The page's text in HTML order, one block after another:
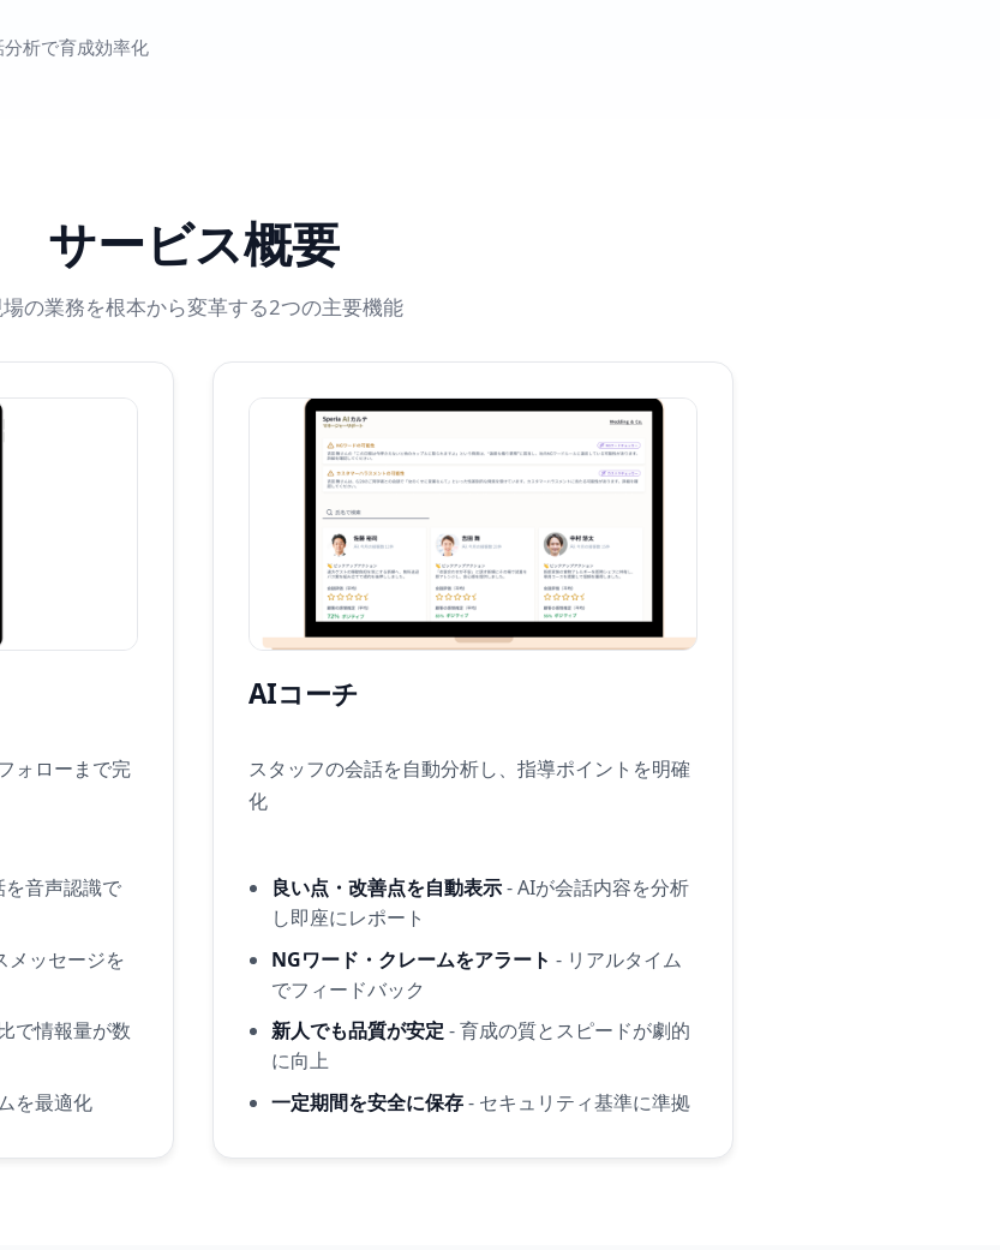
分析で育成効率化
サービス概要
の業務を根本から変革する2つの主要機能
ォローまで完
音声認識で
メッセージを
で情報量が数
を最適化
AIコーチ
スタッフの会話を自動分析し、指導ポイントを明確
化
良い点・改善点を自動表示- AIが会話内容を分析
し即座にレポート
NGワード・クレームをアラート - リアルタイム
でフィードバック
新人でも品質が安定 - 育成の質とスピードが劇的
に向上
一定期間を安全に保存- セキュリティ基準に準拠